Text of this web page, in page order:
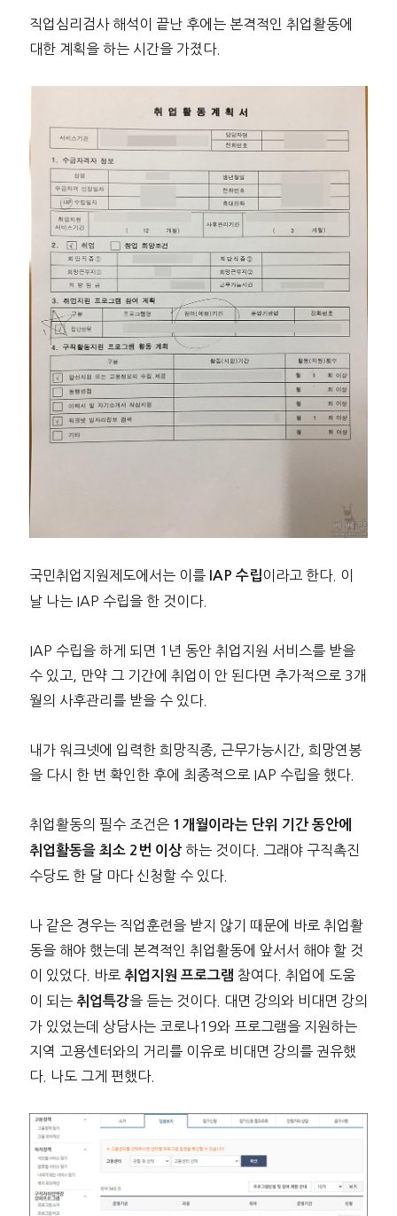
직업심리검사 해석이 끝난 후에는 본격적인 취업활동에
대한 계획을 하는 시간을 가졌다.
국민취업지원제도에서는 이를 IAP 수립 이라고 한다. 이
날 나는 IAP 수립을 한 것이다.
IAP 수립을 하게 되면 1년 동안 취업지원 서비스를 받을
수 있고, 만약 그 기간에 취업이 안 된다면 추가적으로 3개
월의 사후관리를 받을 수 있다.
내가 워크넷에 입력한 희망직종, 근무가능시간, 희망연봉
을 다시 한 번 확인한 후에 최종적으로 IAP 수립을 했다.
취업활동의 필수 조건은 1개월이라는 단위 기간 동안에
취업활동을 최소 2번 이상하는 것이다. 그래야 구직촉진
수당도 한 달 마다 신청할 수 있다.
나 같은 경우는 직업훈련을 받지 않기 때문에 바로 취업활
동을 해야 했는데 본격적인 취업활동에 앞서서 해야 할 것
이 있었다. 바로 취업지원 프로그램 참여다. 취업에 도움
이 되는 취업특강을 듣는 것이다. 대면 강의와 비대면 강의
가 있었는데 상담사는 코로나19와 프로그램을 지원하는
지역 고용센터와의 거리를 이유로 비대면 강의를 권유했
다. 나도 그게 편했다.